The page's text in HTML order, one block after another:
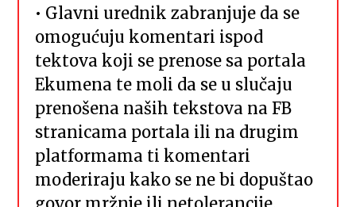
• Glavni urednik zabranjuje da se
omogućuju komentari ispod
tektova koji se prenose sa portala
Ekumena te moli da se u slučaju
prenošena naših tekstova na FB
stranicama portala ili na drugim
platformama ti komentari
moderiraju kako se ne bi dopuštao